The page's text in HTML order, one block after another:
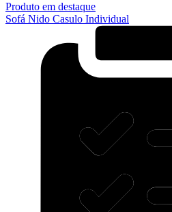
Produto em destaque
Sofá Nido Casulo Individual